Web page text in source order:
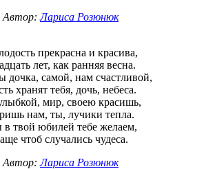
Автор:Лариса Розюнюк
прекрасна и красива,
лет, как ранняя весна.
дочка, самой, нам счастливой,
хранят тебя, дочь, небеса.
мир, своею красишь,
нам, ты, лучики тепла.
твой юбилей тебе желаем,
чтоб случались чудеса.
Автор:Лариса Розюнюк